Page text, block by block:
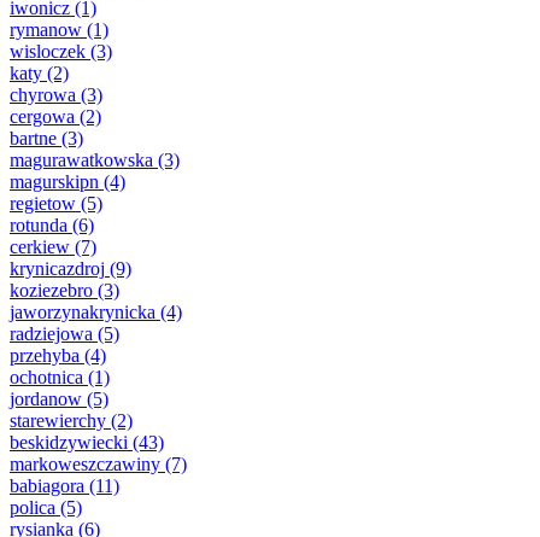
iwonicz (1)
rymanow (1)
wisloczek (3)
katy (2)
chyrowa (3)
cergowa (2)
bartne (3)
magurawatkowska (3)
magurskipn (4)
regietow (5)
rotunda (6)
cerkiew (7)
krynicazdroj (9)
koziezebro (3)
jaworzynakrynicka (4)
radziejowa (5)
przehyba (4)
ochotnica (1)
jordanow (5)
starewierchy (2)
beskidzywiecki (43)
markoweszczawiny (7)
babiagora (11)
polica (5)
rysianka (6)